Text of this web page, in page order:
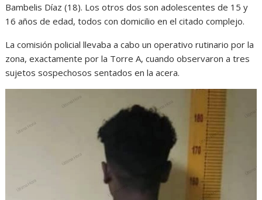
Bambelis Díaz (18). Los otros dos son adolescentes de 15 y
16 años de edad, todos con domicilio en el citado complejo.
La comisión policial llevaba a cabo un operativo rutinario por la
zona, exactamente por la Torre A, cuando observaron a tres
sujetos sospechosos sentados en la acera.